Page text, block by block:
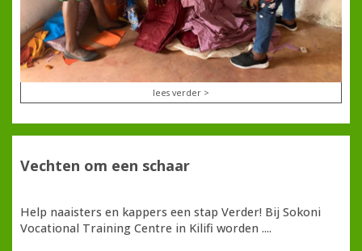
lees verder >
Vechten om een schaar
Help naaisters en kappers een stap Verder! Bij Sokoni
Vocational Training Centre in Kilifi worden ....